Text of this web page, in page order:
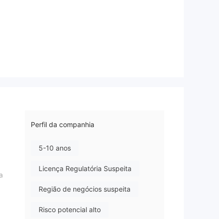
Perfil da companhia
5-10 anos
Licença Regulatória Suspeita
Região de negócios suspeita
Risco potencial alto